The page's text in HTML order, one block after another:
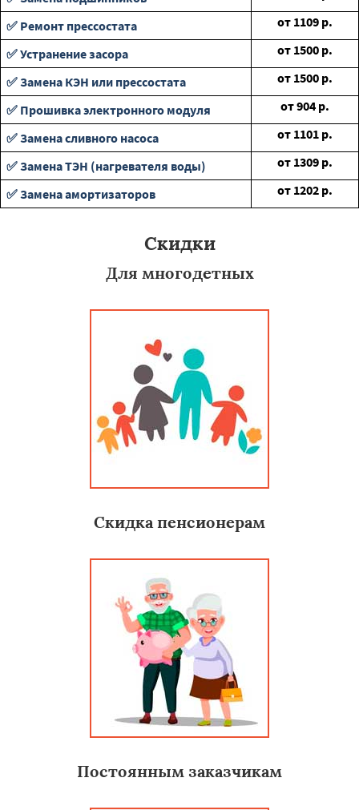
✅ Ремонт прессостата
от 1109 р.
✅ Устранение засора
от 1500 р.
✅ Замена КЭН или прессостата
от 1500 р.
✅ Прошивка электронного модуля
от904 р.
✅ Замена сливного насоса
от 1101 р.
✅ Замена ТЭН (нагревателя воды)
от 1309 р.
✅ Замена амортизаторов
от 1202 р.
Скидки
Для многодетных
Скидка пенсионерам
Постоянным заказчикам